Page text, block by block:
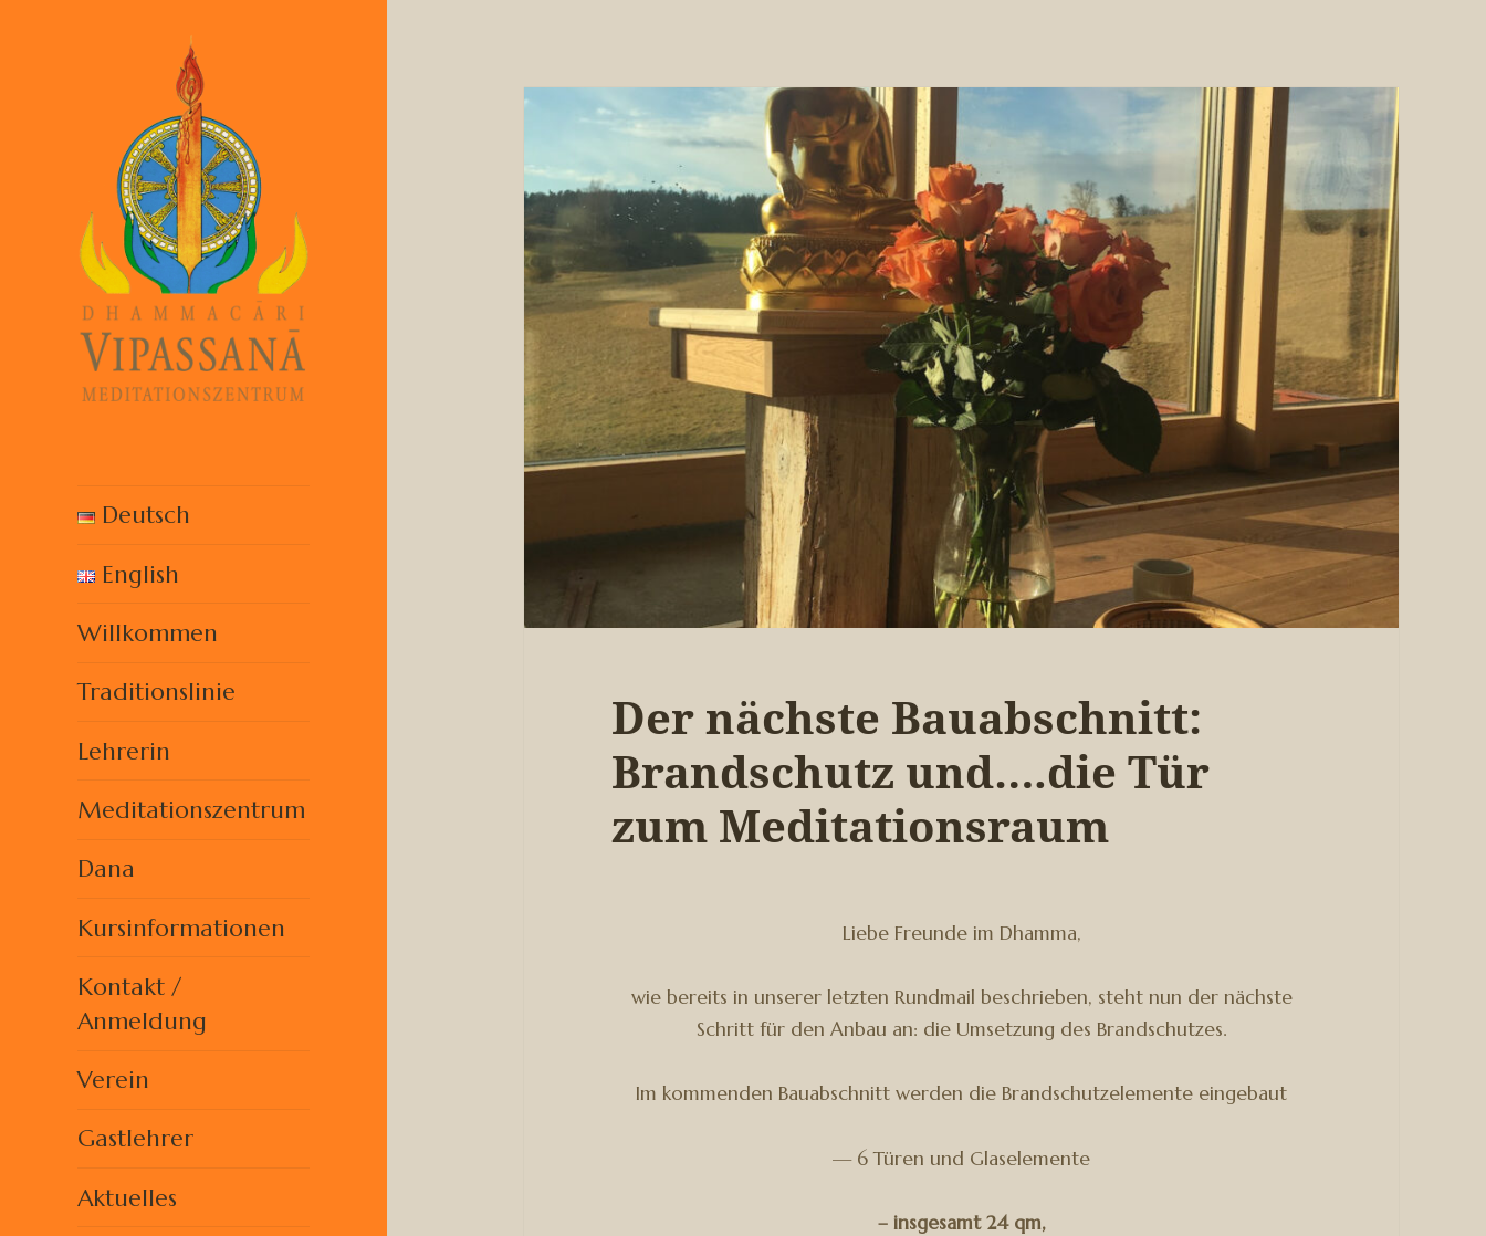
Meditation
Deutsch
English
Willkommen
Traditionslinie
Lehrerin
Meditationszentrum
Dana
Kursinformationen
Kontakt /
Anmeldung
Verein
Gastlehrer
Aktuelles
Der nächste Bauabschnitt:
Brandschutz und….die Tür
zum Meditationsraum
Liebe Freunde im Dhamma,
wie bereits in unserer letzten Rundmail beschrieben, steht nun der nächste
Schritt für den Anbau an: die Umsetzung des Brandschutzes.
Im kommenden Bauabschnitt werden die Brandschutzelemente eingebaut
— 6 Türen und Glaselemente
– insgesamt 24 qm,